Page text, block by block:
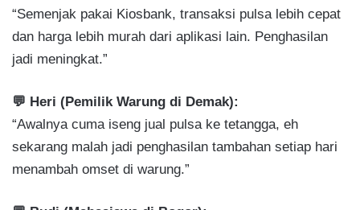
“Semenjak pakai Kiosbank, transaksi pulsa lebih cepat
dan harga lebih murah dari aplikasi lain. Penghasilan
jadi meningkat.”
💬 Heri (Pemilik Warung di Demak):
“Awalnya cuma iseng jual pulsa ke tetangga, eh
sekarang malah jadi penghasilan tambahan setiap hari
menambah omset di warung.”